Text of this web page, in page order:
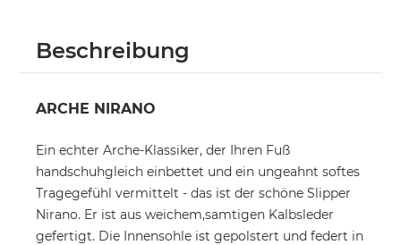
Beschreibung
ARCHE NIRANO
Ein echter Arche-Klassiker, der Ihren Fuß
handschuhgleich einbettet und ein ungeahnt softes
Tragegefühl vermittelt - das ist der schöne Slipper
Nirano. Er ist aus weichem,samtigen Kalbsleder
gefertigt. Die Innensohle ist gepolstert und federt in